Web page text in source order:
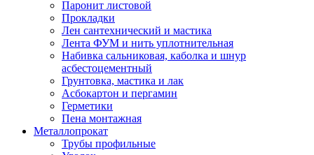
Паронит листовой
Прокладки
Лен сантехнический и мастика
Лента ФУМ и нить уплотнительная
Набивка сальниковая, каболка и шнур
асбестоцементный
Грунтовка, мастика и лак
Асбокартон и пергамин
Герметики
Пена монтажная
Металлопрокат
Трубы профильные